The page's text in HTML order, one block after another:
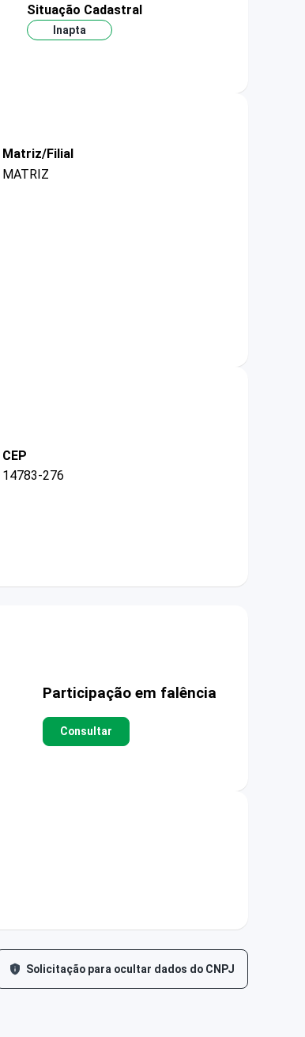
Situação Cadastral
Inapta
Matriz/Filial
MATRIZ
CEP
14783-276
Participação em falência
Consultar
Solicitação para ocultar dados do CNPJ